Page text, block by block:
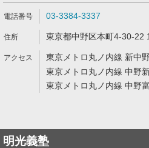
03-3384-3337
東京都中野区本町4-30-22
東京メトロ丸ノ内線 新中
東京メトロ丸ノ内線 中野
東京メトロ丸ノ内線 中野
明光義塾